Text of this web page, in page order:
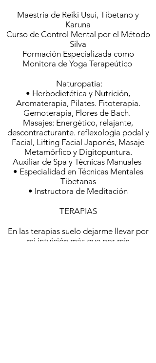
Maestria de Reiki Usuí, Tibetano y
Karuna
Curso de Control Mental por el Método
Silva
Formación Especializada como
Monitora de Yoga Terapeútico
Naturopatia:
• Herbodietética y Nutrición,
Aromaterapia, Pilates. Fitoterapia.
Gemoterapia, Flores de Bach.
Masajes: Energético, relajante,
descontracturante. reflexologia podal y
Facial, Lifting Facial Japonés, Masaje
Metamórfico y Digitopuntura.
Auxiliar de Spa y Técnicas Manuales
• Especialidad en Técnicas Mentales
Tibetanas
• Instructora de Meditación
TERAPIAS
En las terapias suelo dejarme llevar por
mi intuición más que por mis